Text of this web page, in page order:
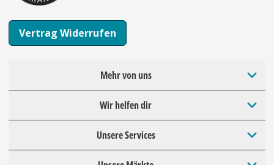
Vertrag Widerrufen
Mehr von uns
Wir helfen dir
Unsere Services